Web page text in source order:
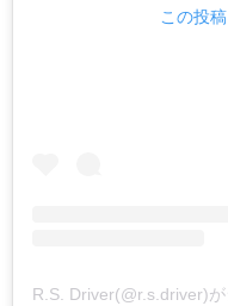
この投
R.S. Driver(@r.s.driver)